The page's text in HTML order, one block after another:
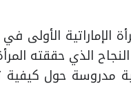
الأولى
هو تقصي النجاح الذي
مدروسة حول كيفية